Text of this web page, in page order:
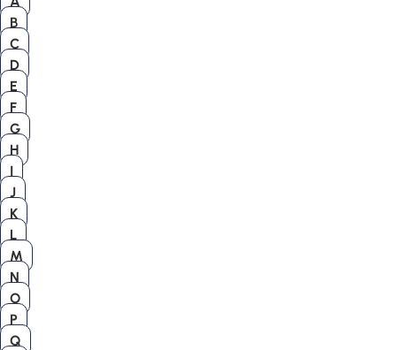
B
C
D
E
F
G
H
I
J
K
L
M
N
O
P
Q